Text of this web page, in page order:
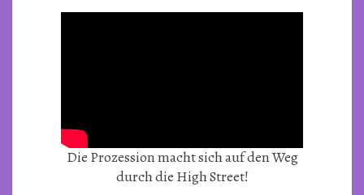
Die Prozession macht sich auf den Weg
durch die High Street!